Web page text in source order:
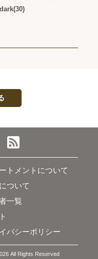
トメントについて
ついて
一覧
バシーポリシー
All Rights Reserved